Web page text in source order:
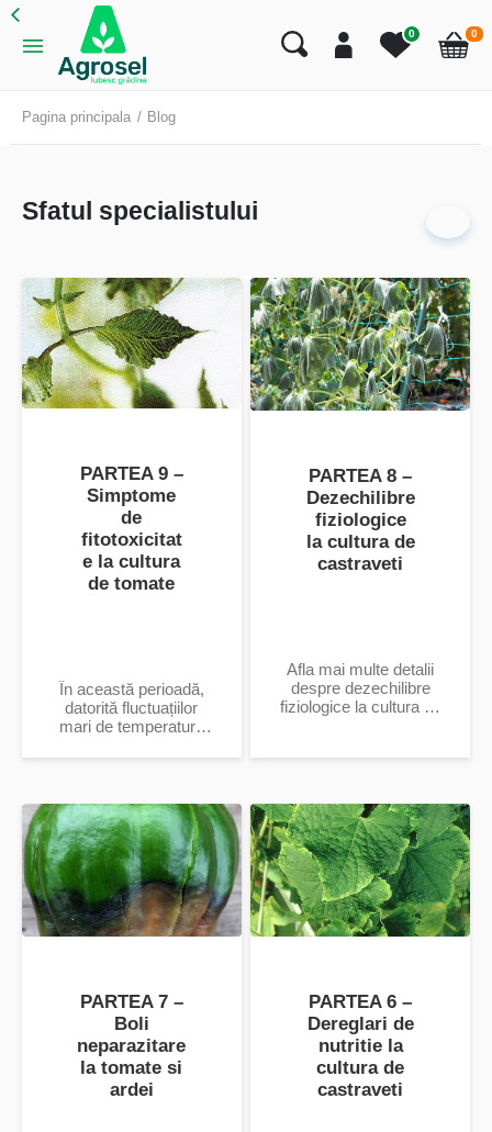
0
Cart
0
Pagina principala Blog
Sfatul specialistului
PARTEA 9 –
Simptome
de
fitotoxicitat
e la cultura
de tomate
În această perioadă,
datorită fluctuațiilor
mari de temperatură
factori exteri și interni
trebuie acordată o
deosebită atenție
aplicării a produselor
pentru protecția
plantelor.
PARTEA 8 –
Dezechilibre
fiziologice
la cultura de
castraveti
Afla mai multe detalii
despre dezechilibre
fiziologice la cultura de
PARTEA 7 –
Boli
neparazitare
la tomate si
ardei
PARTEA 6 –
Dereglari de
nutritie la
cultura de
castraveti